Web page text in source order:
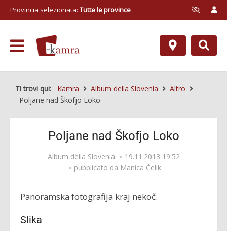
Provincia selezionata: Tutte le province
Ti trovi qui: Kamra Album della Slovenia
Altro
Poljane nad Škofjo Loko
Poljane nad Škofjo Loko
Album della Slovenia
19.11.2013 19:52
pubblicato da Manica Čelik
Panoramska fotografija kraj nekoč.
Slika